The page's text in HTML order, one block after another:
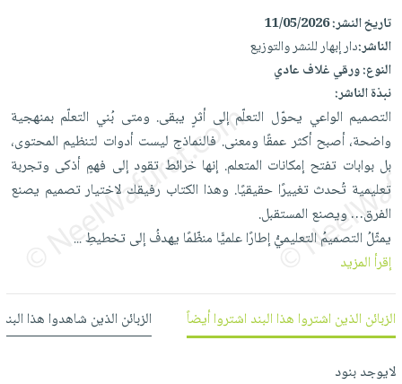
Android
تحميل
iKitab
Apple
على
Apple
الشخصية
العناية
وتصفيف
الشعر
العناية
بالجسم
العناية
بالأسنان
الحمية
والتغذية
والسفرة
جديد
الكل
أواني
الطهي
أدوات
الخبز
المائدة
الأوعية
أدوات
المطبخ
متجر
الهدايا
أقسام
الأكثر
مبيعاً
العودة
للمدارس
اكسسوارات
كتب
منزلية
شحن
مجاني
بنود
مختارة
كل
الاشتراكات
صندوق
بحث
تاريخ النشر:11/05/2026
الناشر:دار إبهار للنشر والتوزيع
النوع:ورقي غلاف عادي
نبذة الناشر:
التصميم الواعي يحوّل التعلّم إلى أثرٍ يبقى. ومتى بُني التعلّم بمنهجية
واضحة، أصبح أكثر عمقًا ومعنى. فالنماذج ليست أدوات لتنظيم المحتوى،
بل بوابات تفتح إمكانات المتعلم. إنها خرائط تقود إلى فهمٍ أذكى وتجربة
تعليمية تُحدث تغييرًا حقيقيًا. وهذا الكتاب رفيقك لاختيار تصميم يصنع
الفرق… ويصنع المستقبل.
يمثّلُ التصميمُ التعليميُّ إطارًا علميًّا منظّمًا يهدفُ إلى تخطيطِ...
إقرأ المزيد
الزبائن الذين اشتروا هذا البند اشتروا أيضاً الزبائن الذين شاهدوا هذا
لايوجد بنود